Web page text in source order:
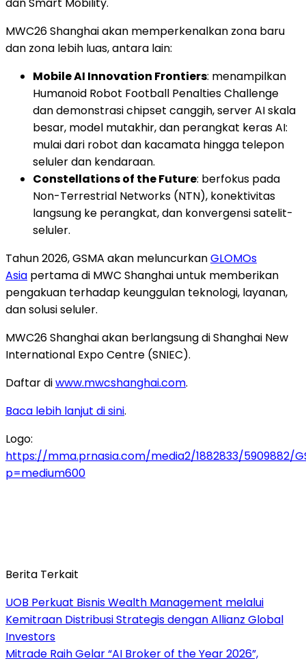
MWC26 Shanghai akan memperkenalkan zona baru
dan zona lebih luas, antara lain:
Mobile AI Innovation Frontiers: menampilkan
Humanoid Robot Football Penalties Challenge
dan demonstrasi chipset canggih, server AI skala
besar, model mutakhir, dan perangkat keras AI:
mulai dari robot dan kacamata hingga telepon
seluler dan kendaraan.
Constellations of the Future: berfokus pada
Non-Terrestrial Networks (NTN), konektivitas
langsung ke perangkat, dan konvergensi satelit-
seluler.
Tahun 2026, GSMA akan meluncurkanGLOMOs
Asia pertama di MWC Shanghai untuk memberikan
pengakuan terhadap keunggulan teknologi, layanan,
dan solusi seluler.
MWC26 Shanghai akan berlangsung di Shanghai New
International Expo Centre (SNIEC).
Daftar diwww.mwcshanghai.com.
Baca lebih lanjut di sini.
Logo:
https://mma.prnasia.com/media2/1882833/5909882/
p=medium600
Berita Terkait
UOB Perkuat Bisnis Wealth Management melalui
Kemitraan Distribusi Strategis dengan Allianz Global
Investors
Mitrade Raih Gelar “AI Broker of the Year 2026”,